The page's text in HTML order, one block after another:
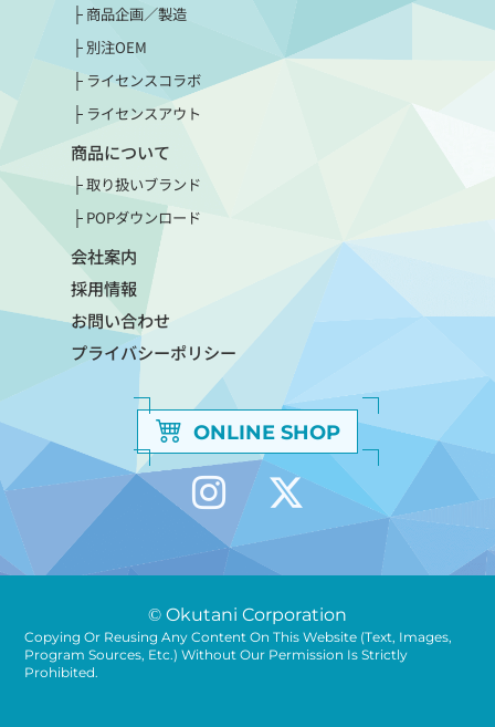
商品企画／製造
別注OEM
ライセンスコラボ
ライセンスアウト
商品について
取り扱いブランド
POPダウンロード
会社案内
採用情報
お問い合わせ
プライバシーポリシー
ONLINE SHOP
© Okutani Corporation
Copying Or Reusing Any Content On This Website (text, Images,
Program Sources, Etc.) Without Our Permission Is Strictly
Prohibited.